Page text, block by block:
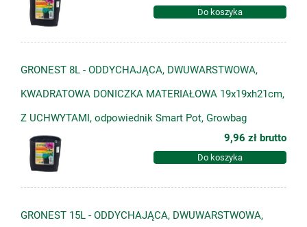
Do koszyka
GRONEST 8L - ODDYCHAJĄCA, DWUWARSTWOWA,
KWADRATOWA DONICZKA MATERIAŁOWA 19x19xh21cm,
Z UCHWYTAMI, odpowiednik Smart Pot, Growbag
9,96 zł brutto
Do koszyka
GRONEST 15L - ODDYCHAJĄCA, DWUWARSTWOWA,